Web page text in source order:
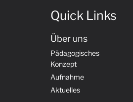
Quick Links
Über uns
Pädagogisches
Konzept
Aufnahme
Aktuelles